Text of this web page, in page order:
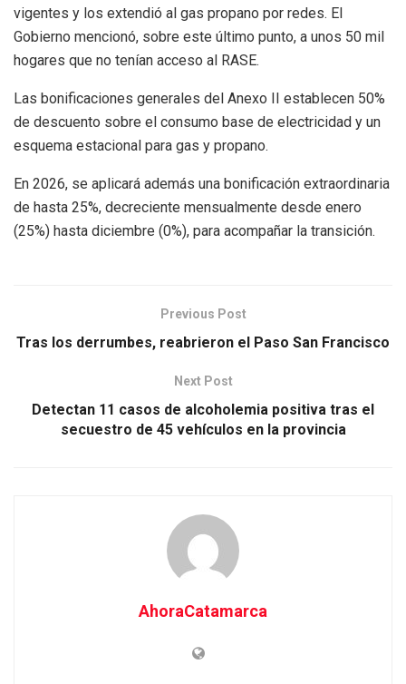
vigentes y los extendió al gas propano por redes. El
Gobierno mencionó, sobre este último punto, a unos 50 mil
hogares que no tenían acceso al RASE.
Las bonificaciones generales del Anexo II establecen 50%
de descuento sobre el consumo base de electricidad y un
esquema estacional para gas y propano.
En 2026, se aplicará además una bonificación extraordinaria
de hasta 25%, decreciente mensualmente desde enero
(25%) hasta diciembre (0%), para acompañar la transición.
Previous Post
Tras los derrumbes, reabrieron el Paso San Francisco
Next Post
Detectan 11 casos de alcoholemia positiva tras el
secuestro de 45 vehículos en la provincia
AhoraCatamarca